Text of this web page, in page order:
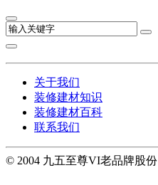
关于我们
装修建材知识
装修建材百科
联系我们
© 2004 九五至尊VI老品牌股份